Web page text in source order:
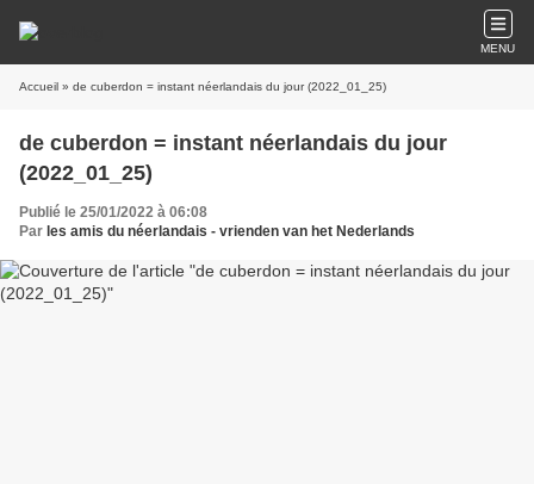
MENU
Accueil » de cuberdon = instant néerlandais du jour (2022_01_25)
de cuberdon = instant néerlandais du jour
(2022_01_25)
Publié le 25/01/2022 à 06:08
Par les amis du néerlandais - vrienden van het Nederlands